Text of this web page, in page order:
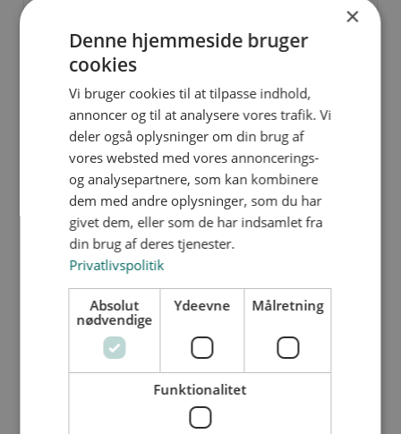
Undervisningsmaterialer
Uddannelsesmaterialer.dk
×
Denne hjemmeside bruger
cookies
Vi bruger cookies til at tilpasse indhold,
annoncer og til at analysere vores trafik. Vi
deler også oplysninger om din brug af
vores websted med vores annoncerings-
og analysepartnere, som kan kombinere
dem med andre oplysninger, som du har
givet dem, eller som de har indsamlet fra
din brug af deres tjenester.
Privatlivspolitik
Absolut
nødvendige
Ydeevne Målretning
Funktionalitet